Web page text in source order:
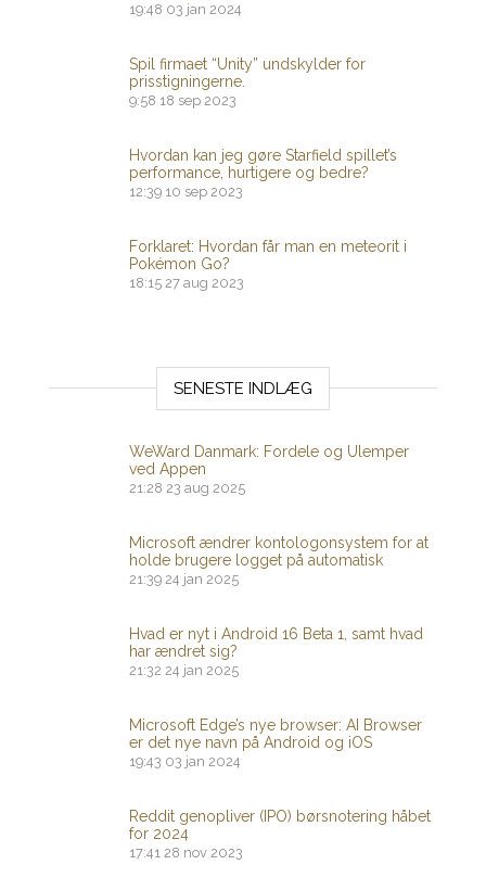
19:48 03 jan 2024
Spil firmaet “Unity” undskylder for
prisstigningerne.
9:58 18 sep 2023
Hvordan kan jeg gøre Starfield spillet’s
performance, hurtigere og bedre?
12:39 10 sep 2023
Forklaret: Hvordan får man en meteorit i
Pokémon Go?
18:15 27 aug 2023
SENESTE INDLÆG
WeWard Danmark: Fordele og Ulemper
ved Appen
21:28 23 aug 2025
Microsoft ændrer kontologonsystem for at
holde brugere logget på automatisk
21:39 24 jan 2025
Hvad er nyt i Android 16 Beta 1, samt hvad
har ændret sig?
21:32 24 jan 2025
Microsoft Edge’s nye browser: AI Browser
er det nye navn på Android og iOS
19:43 03 jan 2024
Reddit genopliver (IPO) børsnotering håbet
for 2024
17:41 28 nov 2023